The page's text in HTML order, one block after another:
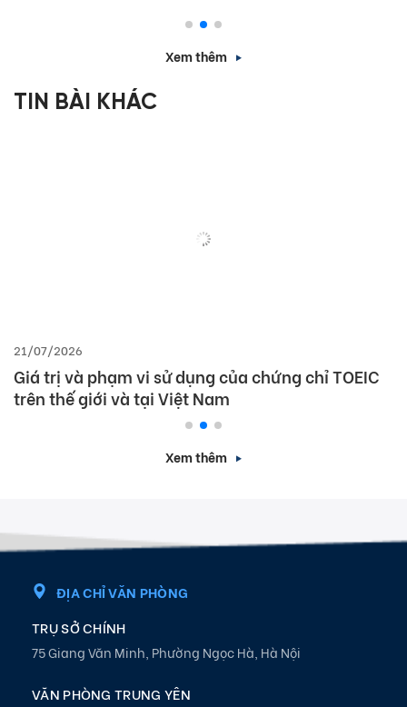
Xem thêm
TIN BÀI KHÁC
21/07/2026
Giá trị và phạm vi sử dụng của chứng chỉ TOEIC
trên thế giới và tại Việt Nam
Xem thêm
ĐỊA CHỈ VĂN PHÒNG
TRỤ SỞ CHÍNH
75 Giang Văn Minh, Phường Ngọc Hà, Hà Nội
VĂN PHÒNG TRUNG YÊN